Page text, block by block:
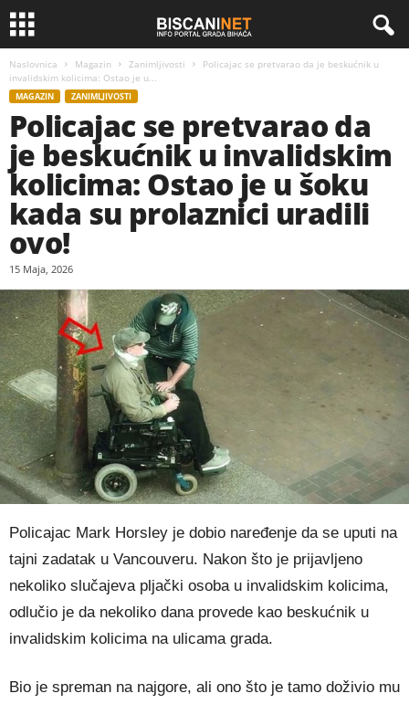
Naslovnica Magazin Zanimljivosti
Policajac se pretvarao da je beskućnik u
invalidskim kolicima: Ostao je u...
MAGAZIN ZANIMLJIVOSTI
Policajac se pretvarao da
je beskućnik u invalidskim
kolicima: Ostao je u šoku
kada su prolaznici uradili
ovo!
15 Maja, 2026
Policajac Mark Horsley je dobio naređenje da se uputi na
tajni zadatak u Vancouveru. Nakon što je prijavljeno
nekoliko slučajeva pljački osoba u invalidskim kolicima,
odlučio je da nekoliko dana provede kao beskućnik u
invalidskim kolicima na ulicama grada.
Bio je spreman na najgore, ali ono što je tamo doživio mu